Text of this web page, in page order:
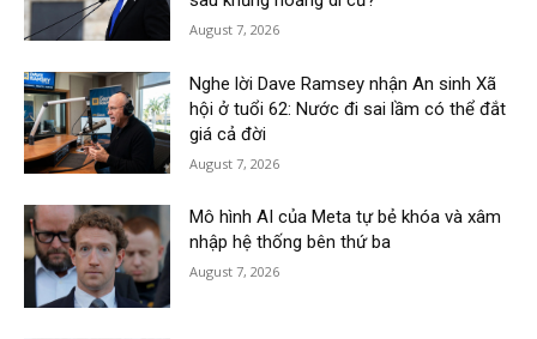
August 7, 2026
Nghe lời Dave Ramsey nhận An sinh Xã
hội ở tuổi 62: Nước đi sai lầm có thể đắt
giá cả đời
August 7, 2026
Mô hình AI của Meta tự bẻ khóa và xâm
nhập hệ thống bên thứ ba
August 7, 2026